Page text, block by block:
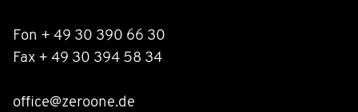
Fon + 49 30 390 66 30
Fax + 49 30 394 58 34
office@zeroone.de